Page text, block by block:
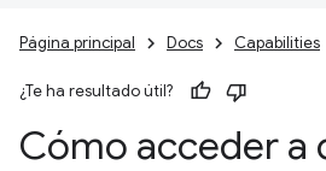
Página principal Docs Capabilities
¿Te ha resultado útil?
Cómo acceder a